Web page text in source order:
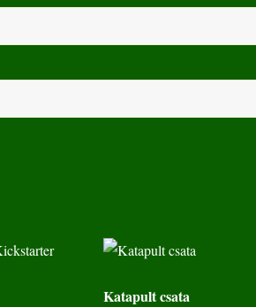
Katapult csata